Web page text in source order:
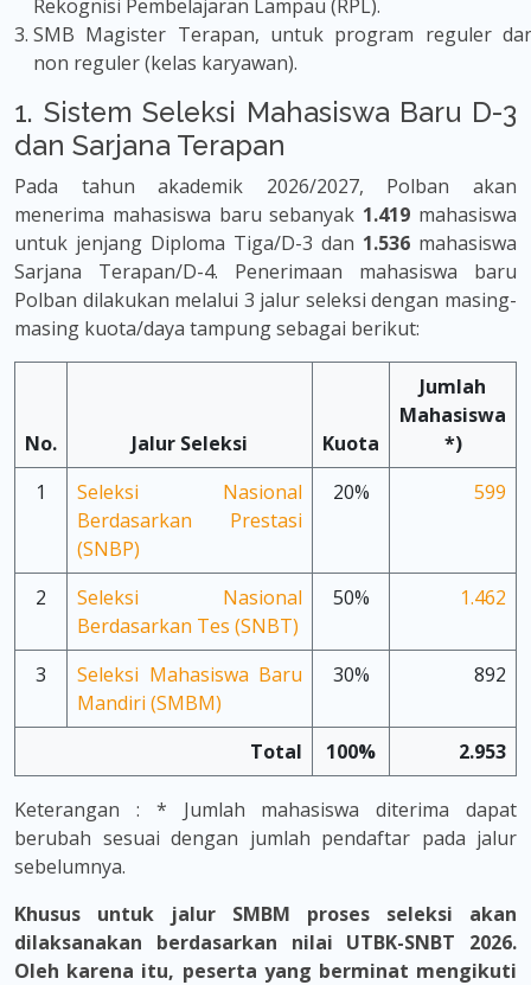
Rekognisi Pembelajaran Lampau (RPL).
SMB Magister Terapan, untuk program reguler
non reguler (kelas karyawan).
1. Sistem Seleksi Mahasiswa Baru D-3
dan Sarjana Terapan
Pada tahun akademik 2026/2027, Polban akan
menerima mahasiswa baru sebanyak 1.419 mahasiswa
untuk jenjang Diploma Tiga/D-3 dan 1.536 mahasiswa
Sarjana Terapan/D-4. Penerimaan mahasiswa baru
Polban dilakukan melalui 3 jalur seleksi dengan masing-
masing kuota/daya tampung sebagai berikut:
No. Jalur Seleksi Kuota
Jumlah
Mahasiswa
*)
1
Seleksi Nasional
Berdasarkan Prestasi
(SNBP)
20% 599
2
Seleksi Nasional
Berdasarkan Tes (SNBT)
50% 1.462
3
Seleksi Mahasiswa Baru
Mandiri (SMBM)
30% 892
Total 100% 2.953
Keterangan : * Jumlah mahasiswa diterima dapat
berubah sesuai dengan jumlah pendaftar pada jalur
sebelumnya.
Khusus untuk jalur SMBM proses seleksi akan
dilaksanakan berdasarkan nilai UTBK-SNBT 2026.
Oleh karena itu, peserta yang berminat mengikuti